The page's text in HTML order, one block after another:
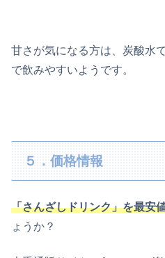
甘さが気になる方は、炭酸水
で飲みやすいようです。
５．価格情報
「さんざしドリンク」を最安
ょうか？